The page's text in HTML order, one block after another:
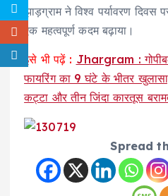
झाड़ग्राम ने विश्व पर्यावरण दिवस
एक महत्वपूर्ण कदम बढ़ाया।
इसे भी पढ़ें : Jhargram :
फायरिंग का 9 घंटे के भीतर
कट्टा और तीन जिंदा कारतूस
Spread